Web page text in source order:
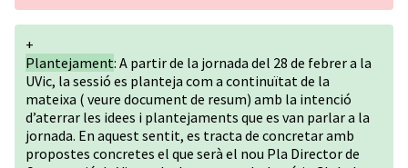
+
Plantejament: A partir de la jornada del 28 de febrer a la
UVic, la sessió es planteja com a continuïtat de la
mateixa ( veure document de resum) amb la intenció
d’aterrar les idees i plantejaments que es van parlar a la
jornada. En aquest sentit, es tracta de concretar amb
propostes concretes el que serà el nou Pla Director de